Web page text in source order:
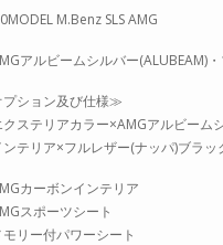
M.Benz SLS AMG
アルビームシルバー(ALUBEAM)
ション及び仕様≫
クステリアカラー×AMGアルビーム
ンテリア×フルレザー(ナッパ)ブラッ
カーボンインテリア
スポーツシート
モリー付パワーシート